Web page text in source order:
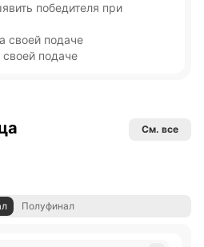
победителя при
своей подаче
подаче
См. все
Полуфинал